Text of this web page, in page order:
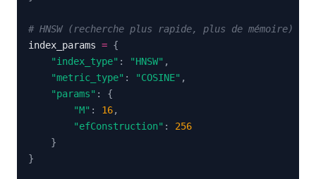
# HNSW (recherche plus rapide, plus de mémoire)
index_params = {
"index_type" : "HNSW" ,
"metric_type" : "COSINE" ,
"params" :
{
"M" : 16,
"efConstruction" :
256
}
}